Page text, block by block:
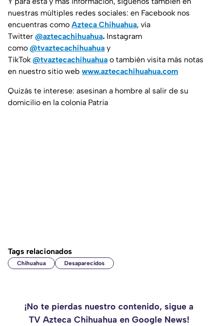
nuestras múltiples redes sociales: en Facebook nos
encuentras como Azteca Chihuahua, vía
Twitter @aztecachihuahua. Instagram
como @tvaztecachihuahua y
TikTok @tvaztecachihuahua o también visita más notas
en nuestro sitio web www.aztecachihuahua.com
Quizás te interese: asesinan a hombre al salir de su
domicilio en la colonia Patria
Tags relacionados
Chihuahua Desaparecidos
¡No te pierdas nuestro contenido, sigue a
TV Azteca Chihuahua en Google News!